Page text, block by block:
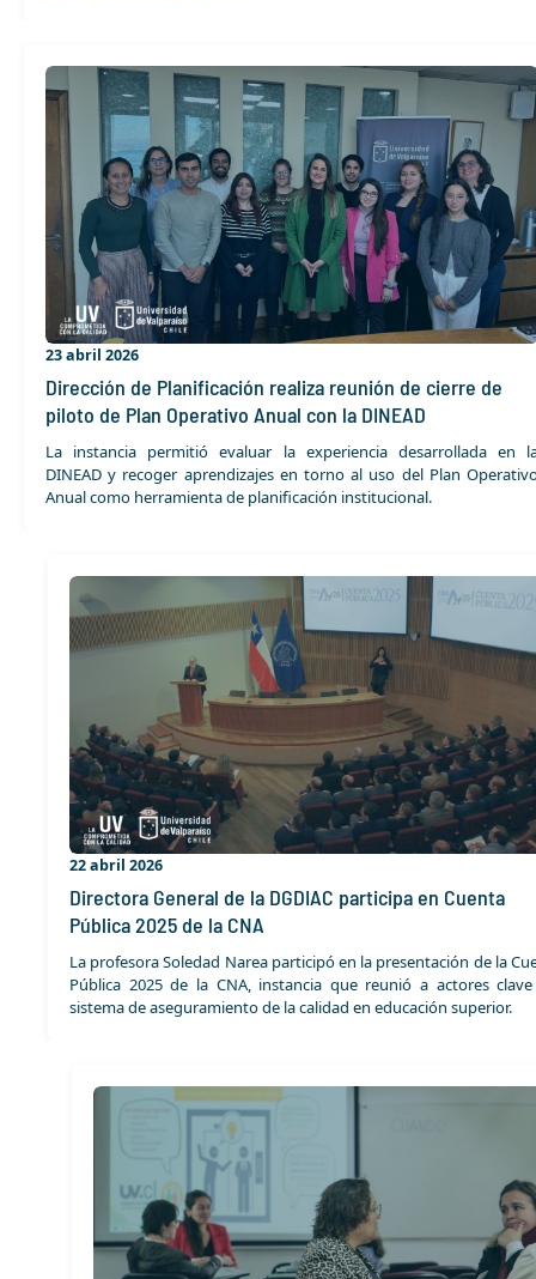
23 abril 2026
Dirección de Planificación realiza reunión de cierre de
piloto de Plan Operativo Anual con la DINEAD
La instancia permitió evaluar la experiencia desarrollada en
DINEAD y recoger aprendizajes en torno al uso del Plan
Anual como herramienta de planificación institucional.
22 abril 2026
Directora General de la DGDIAC participa en Cuenta
Pública 2025 de la CNA
La profesora Soledad Narea participó en la presentación de la
Pública 2025 de la CNA, instancia que reunió a actores
sistema de aseguramiento de la calidad en educación superior.